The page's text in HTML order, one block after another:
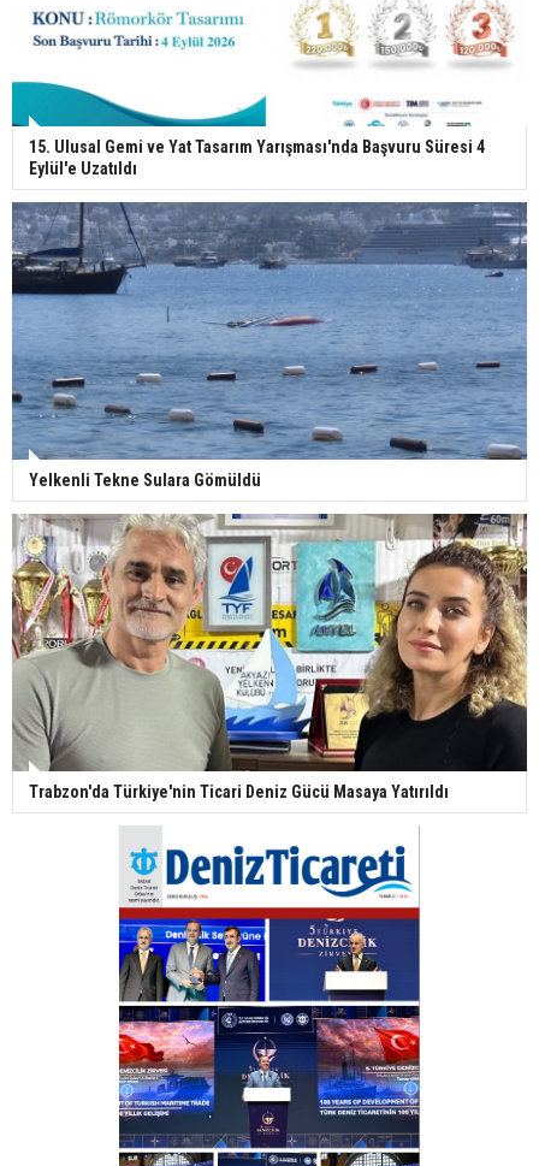
15. Ulusal Gemi ve Yat Tasarım Yarışması'nda Başvuru Süresi 4
Eylül'e Uzatıldı
Yelkenli Tekne Sulara Gömüldü
Trabzon'da Türkiye'nin Ticari Deniz Gücü Masaya Yatırıldı